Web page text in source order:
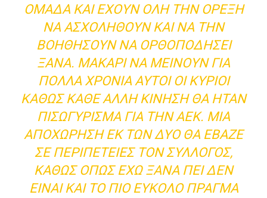
ΟΜΆΔΑ ΚΑΙ ΈΧΟΥΝ ΌΛΗ ΤΗΝ ΌΡΕΞΗ
ΝΑ ΑΣΧΟΛΗΘΟΎΝ ΚΑΙ ΝΑ ΤΗΝ
ΒΟΗΘΉΣΟΥΝ ΝΑ ΟΡΘΟΠΟΔΉΣΕΙ
ΞΑΝΆ. ΜΑΚΆΡΙ ΝΑ ΜΕΊΝΟΥΝ ΓΙΑ
ΠΟΛΛΆ ΧΡΌΝΙΑ ΑΥΤΟΊ ΟΙ ΚΎΡΙΟΙ
ΚΑΘΏΣ ΚΆΘΕ ΆΛΛΗ ΚΊΝΗΣΗ ΘΑ ΉΤΑΝ
ΠΙΣΩΓΎΡΙΣΜΑ ΓΙΑ ΤΗΝ ΑΕΚ. ΜΙΑ
ΑΠΟΧΏΡΗΣΗ ΕΚ ΤΩΝ ΔΥΟ ΘΑ ΈΒΑΖΕ
ΣΕ ΠΕΡΙΠΈΤΕΙΕΣ ΤΟΝ ΣΎΛΛΟΓΟΣ,
ΚΑΘΏΣ ΌΠΩΣ ΈΧΩ ΞΑΝΆ ΠΕΙ ΔΕΝ
ΕΊΝΑΙ ΚΑΙ ΤΟ ΠΙΟ ΕΎΚΟΛΟ ΠΡΆΓΜΑ